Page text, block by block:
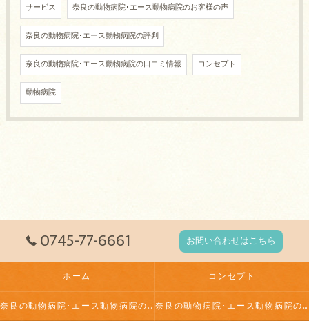
サービス 奈良の動物病院･エース動物病院のお客様の声
奈良の動物病院･エース動物病院の評判
奈良の動物病院･エース動物病院の口コミ情報 コンセプト
動物病院
0745-77-6661 お問い合わせはこちら
ホーム コンセプト
奈良の動物病院･エース動物病院の口コミ情報 奈良の動物病院･エース動物病院の評判